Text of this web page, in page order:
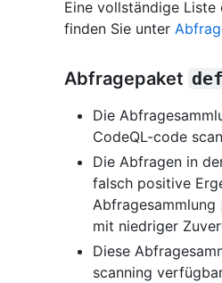
Eine vollständige
finden Sie unter
Abfragepaket
Die
CodeQL-code
Die Abfragen in
falsch positive
Abfragesammlung
mit niedriger
Diese
scanning